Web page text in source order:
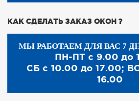
КАК СДЕЛАТЬ ЗАКАЗ ОКОН ?
МЫ РАБОТАЕМ ДЛЯ ВАС 7
ПН-ПТ с 9.00 до
СБ с 10.00 до 17.00;
16.00